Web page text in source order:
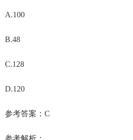
A.100
B.48
C.128
D.120
参考答案：C
参考解析：